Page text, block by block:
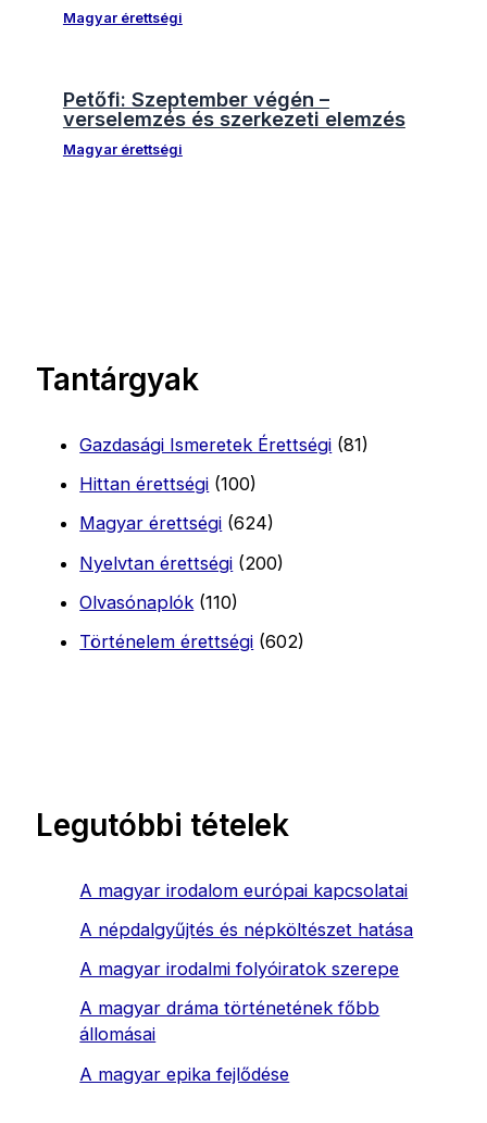
Magyar érettségi
Petőfi: Szeptember végén –
verselemzés és szerkezeti elemzés
Magyar érettségi
Tantárgyak
Gazdasági Ismeretek Érettségi (81)
Hittan érettségi (100)
Magyar érettségi (624)
Nyelvtan érettségi (200)
Olvasónaplók (110)
Történelem érettségi (602)
Legutóbbi tételek
A magyar irodalom európai kapcsolatai
A népdalgyűjtés és népköltészet hatása
A magyar irodalmi folyóiratok szerepe
A magyar dráma történetének főbb
állomásai
A magyar epika fejlődése